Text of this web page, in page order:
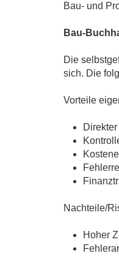
Bau- und
Bau-
Die
sich. Die
Vorteile
Nachteile/
Hoher